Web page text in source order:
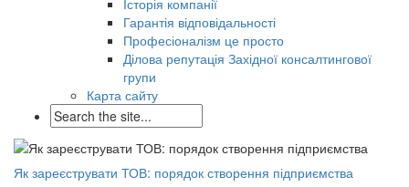
Гарантія відповідальності
Професіоналізм це просто
Ділова репутація Західної консалтингової
групи
Карта сайту
Як зареєструвати ТОВ: порядок створення підприємства